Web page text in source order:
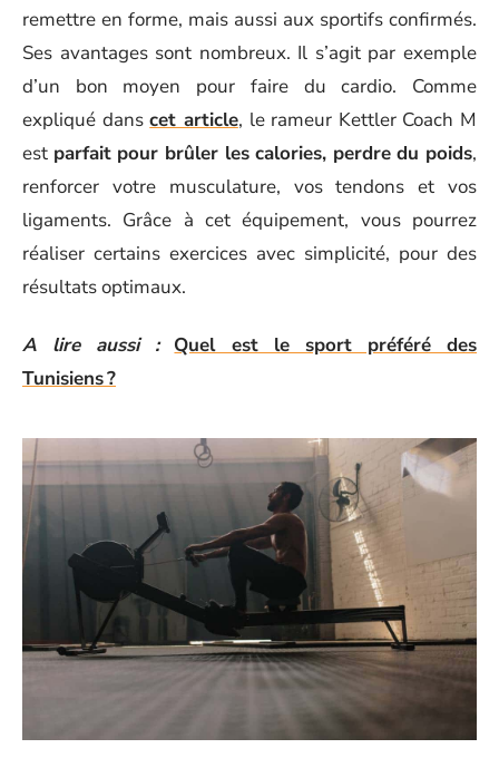
remettre en forme, mais aussi aux sportifs confirmés.
Ses avantages sont nombreux. Il s’agit par exemple
d’un bon moyen pour faire du cardio. Comme
expliqué danscet article, le rameur Kettler Coach M
est parfait pour brûler les calories, perdre du poids,
renforcer votre musculature, vos tendons et vos
ligaments. Grâce à cet équipement, vous pourrez
réaliser certains exercices avec simplicité, pour des
résultats optimaux.
A lire aussi : Quel est le sport préféré des
Tunisiens ?